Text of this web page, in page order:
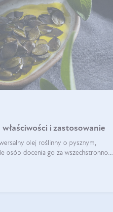
i zastosowanie
olej roślinny o pysznym,
osób docenia go za wszechstronność,